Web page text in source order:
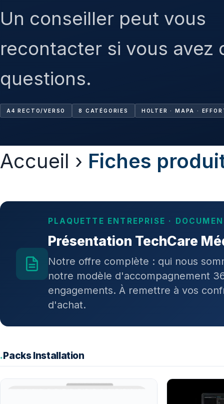
Un conseiller peut vous
recontacter si vous avez
questions.
A4 RECTO/VERSO 8 CATÉGORIES HOLTER · MAPA ·
Accueil › Fiches
PLAQUETTE ENTREPRISE ·
Présentation TechCare
Notre offre complète : qui nous
notre modèle d'accompagnement
engagements. À remettre à vos
d'achat.
★Packs Installation